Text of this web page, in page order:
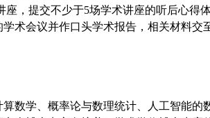
，提交不少于5场学术讲座的听后心得
术会议并作口头学术报告，相关材料交
数学、概率论与数理统计、人工智能的